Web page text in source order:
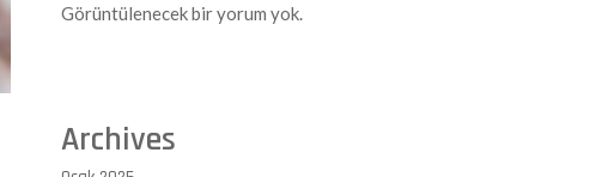
Görüntülenecek bir yorum yok.
Archives